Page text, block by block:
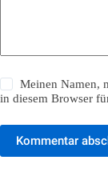
Meinen Namen,
in diesem Browser
Kommentar